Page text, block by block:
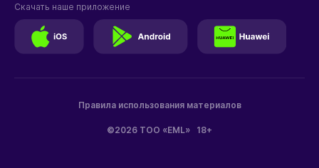
©2026 ТОО «EML» 18+
Правила использования материалов
Скачать наше приложение